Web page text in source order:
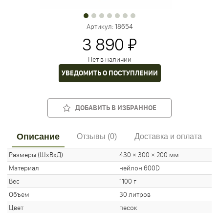
Артикул:18654
3 890 ₽
Нет в наличии
УВЕДОМИТЬ О ПОСТУПЛЕНИИ
ДОБАВИТЬ В ИЗБРАННОЕ
Описание Отзывы (0) Доставка и оплата
Размеры (ШхВхД)
430 × 300 × 200 мм
Материал
нейлон 600D
Вес
1100 г
Объем
30 литров
Цвет
песок